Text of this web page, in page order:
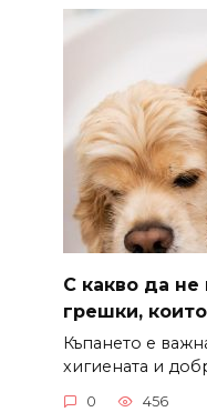
С какво да не
грешки,
Къпането е
хигиената и
0 456